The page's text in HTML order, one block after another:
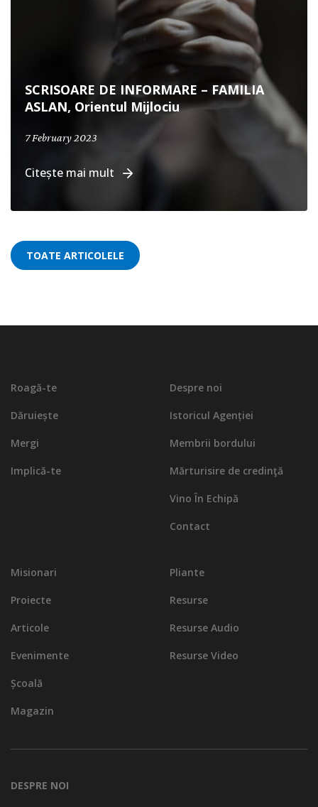
SCRISOARE DE INFORMARE – FAMILIA
ASLAN, Orientul Mijlociu
7 February 2023
Citește mai mult
TOATE ARTICOLELE
Roagă-te
Dăruiește
Mergi
Implică-te
Despre noi
Istoricul Agenției
Membrii bordului
Mărturisire de credinţă
Vino În Echipă
Contact
Misionari
Proiecte
Articole
Evenimente
Școală
Magazin
Pliante
Resurse
Resurse Audio
Resurse Video
DESPRE NOI